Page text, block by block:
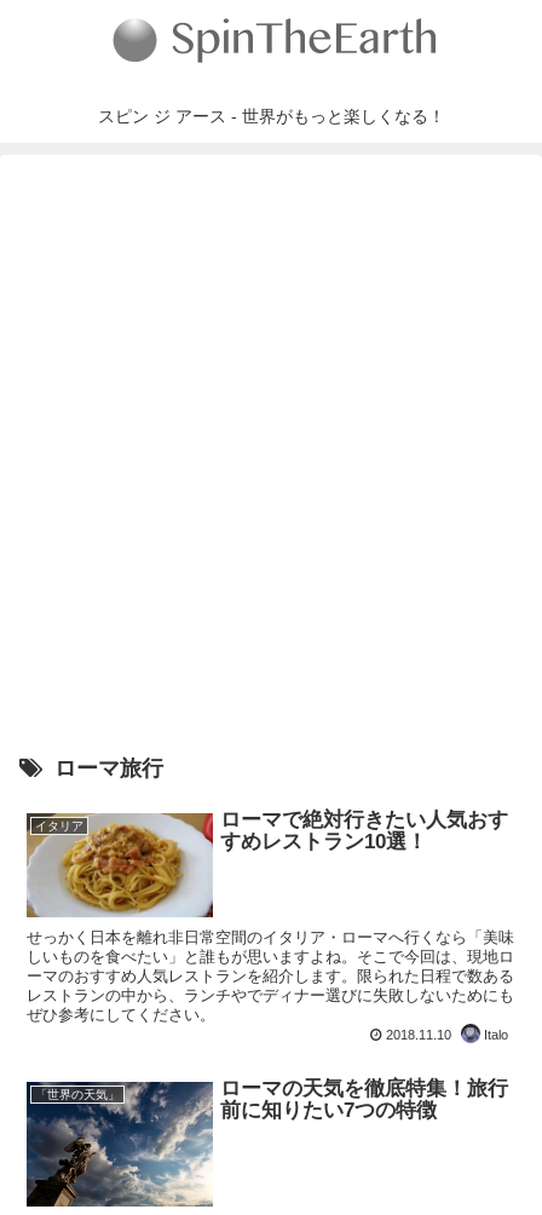
スピン ジ アース - 世界がもっと楽しくなる！
ローマ旅行
イタリア
ローマで絶対行きたい人気おす
すめレストラン10選！
せっかく日本を離れ非日常空間のイタリア・ローマへ行くなら「美味
しいものを食べたい」と誰もが思いますよね。そこで今回は、現地ロ
ーマのおすすめ人気レストランを紹介します。限られた日程で数ある
レストランの中から、ランチやでディナー選びに失敗しないためにも
ぜひ参考にしてください。
2018.11.10 Italo
「世界の天気」
ローマの天気を徹底特集！旅行
前に知りたい7つの特徴